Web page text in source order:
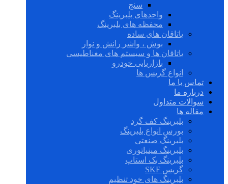
سنج
واحدهای بلبرینگ
محفظه های بلبرینگ
یاتاقان های ساده
بوش ، واشر رانش و نوار
یاتاقان ها و سیستم های مغناطیسی
بازاریابی خودرو
انواع گریس ها
تماس با ما
درباره ما
سوالات متداول
مقاله ها
بلبرینگ کف گرد
بورس انواع بلبرینگ
بلبرینگ صنعتی
بلبرینگ مینیاتوری
بلبرینگ بک استاپ
گریس SKF
بلبرینگ های خود تنظیم